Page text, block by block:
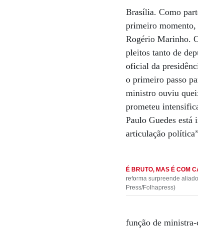
Brasília. Como
primeiro momento,
Rogério Marinho.
pleitos tanto de
oficial da
o primeiro passo
ministro ouviu
prometeu
Paulo Guedes
articulação
É BRUTO, MAS É COM
reforma surpreende
Press/Folhapress)
função de